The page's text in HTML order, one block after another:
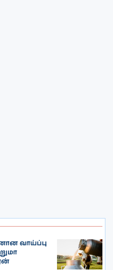
வாய்ப்பு